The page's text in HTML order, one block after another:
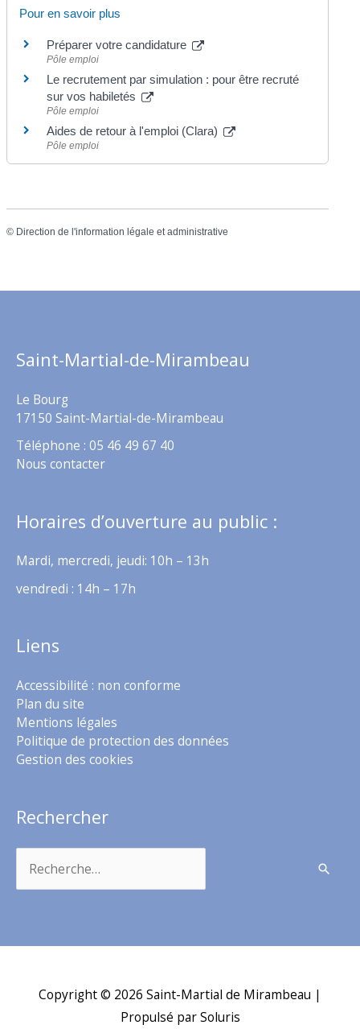
Pour en savoir plus
Préparer votre candidature
Pôle emploi
Le recrutement par simulation : pour être recruté
sur vos habiletés
Pôle emploi
Aides de retour à l'emploi (Clara)
Pôle emploi
© Direction de l'information légale et administrative
Saint-Martial-de-Mirambeau
Le Bourg
17150 Saint-Martial-de-Mirambeau
Téléphone : 05 46 49 67 40
Nous contacter
Horaires d’ouverture au public :
Mardi, mercredi, jeudi: 10h – 13h
vendredi : 14h – 17h
Liens
Accessibilité : non conforme
Plan du site
Mentions légales
Politique de protection des données
Gestion des cookies
Rechercher
Copyright © 2026 Saint-Martial de Mirambeau |
Propulsé par Soluris